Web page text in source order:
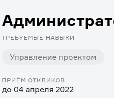
ТРЕБУЕМЫЕ НАВЫКИ
Управление проектом
ПРИЁМ ОТКЛИКОВ
до 04 апреля 2022